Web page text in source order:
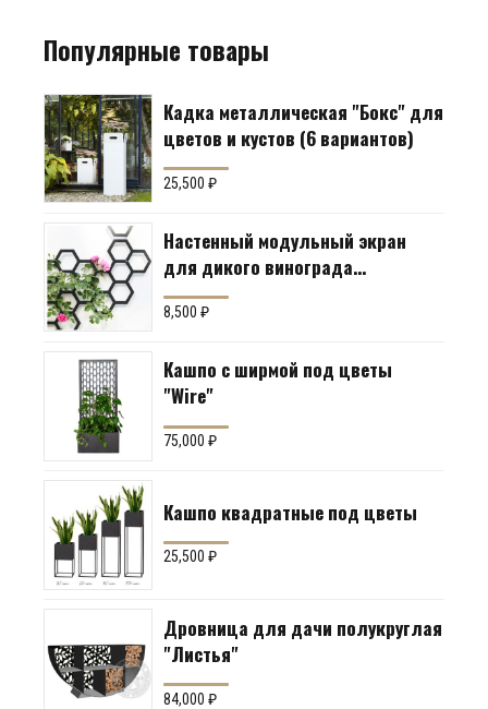
Популярные товары
Кадка металлическая "Бокс" для
цветов и кустов (6 вариантов)
25,500₽
Настенный модульный экран
для дикого винограда
"Коллекция Соты"
8,500₽
Кашпо с ширмой под цветы
"Wire"
75,000₽
Кашпо квадратные под цветы
25,500₽
Дровница для дачи полукруглая
"Листья"
84,000₽